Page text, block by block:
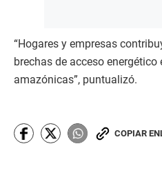
“Hogares y empresas
brechas de acceso
amazónicas”, puntualizó.
COPIAR